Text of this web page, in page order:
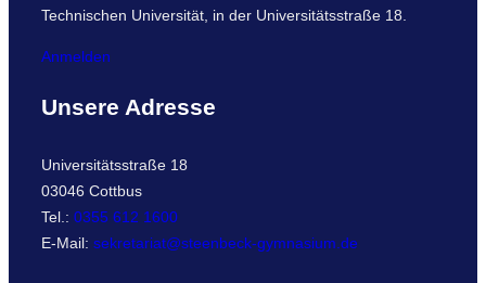
Technischen Universität, in der Universitätsstraße 18.
Anmelden
Unsere Adresse
Universitätsstraße 18
03046 Cottbus
Tel.: 0355 612 1600
E-Mail: sekretariat@steenbeck-gymnasium.de